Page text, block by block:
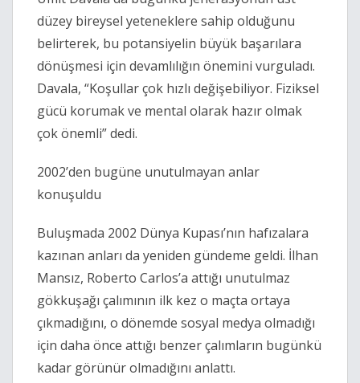
düzey bireysel yeteneklere sahip olduğunu
belirterek, bu potansiyelin büyük başarılara
dönüşmesi için devamlılığın önemini vurguladı.
Davala, “Koşullar çok hızlı değişebiliyor. Fiziksel
gücü korumak ve mental olarak hazır olmak
çok önemli” dedi.
2002’den bugüne unutulmayan anlar
konuşuldu
Buluşmada 2002 Dünya Kupası’nın hafızalara
kazınan anları da yeniden gündeme geldi. İlhan
Mansız, Roberto Carlos’a attığı unutulmaz
gökkuşağı çalımının ilk kez o maçta ortaya
çıkmadığını, o dönemde sosyal medya olmadığı
için daha önce attığı benzer çalımların bugünkü
kadar görünür olmadığını anlattı.